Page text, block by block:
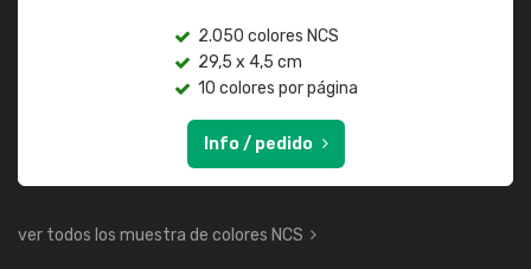
2.050 colores NCS
29,5 x 4,5 cm
10 colores por página
Info / pedido
ver todos los muestra de colores NCS